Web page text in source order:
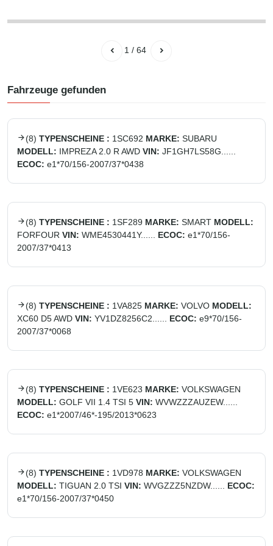
1 / 64
Fahrzeuge gefunden
(8) TYPENSCHEINE : 1SC692 MARKE: SUBARU
MODELL: IMPREZA 2.0 R AWD VIN: JF1GH7LS58G......
ECOC: e1*70/156-2007/37*0438
(8) TYPENSCHEINE : 1SF289 MARKE: SMART MODELL:
FORFOUR VIN: WME4530441Y...... ECOC: e1*70/156-
2007/37*0413
(8) TYPENSCHEINE : 1VA825 MARKE: VOLVO MODELL:
XC60 D5 AWD VIN: YV1DZ8256C2...... ECOC: e9*70/156-
2007/37*0068
(8) TYPENSCHEINE : 1VE623 MARKE: VOLKSWAGEN
MODELL: GOLF VII 1.4 TSI 5 VIN: WVWZZZAUZEW......
ECOC: e1*2007/46*-195/2013*0623
(8) TYPENSCHEINE : 1VD978 MARKE: VOLKSWAGEN
MODELL: TIGUAN 2.0 TSI VIN: WVGZZZ5NZDW......
ECOC:
e1*70/156-2007/37*0450